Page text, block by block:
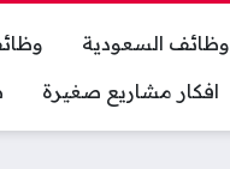
وظائف السعودية
افكار مشاريع صغيرة